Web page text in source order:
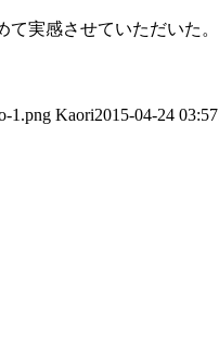
実感させていただいた
1.png Kaori2015-04-24